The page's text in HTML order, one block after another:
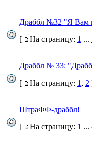
Драббл №32 "Я Вам
[
На страницу: 1 ...
Драббл № 33:
[
На страницу: 1 , 2
ШтраФФ-драббл!
[
На страницу: 1 ...